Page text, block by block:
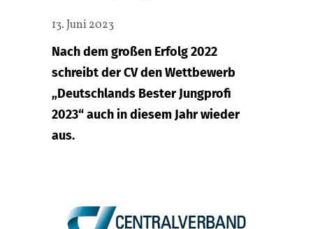
13. Juni 2023
Nach dem großen Erfolg 2022
schreibt der CV den Wettbewerb
„Deutschlands Bester Jungprofi
2023“ auch in diesem Jahr wieder
aus.